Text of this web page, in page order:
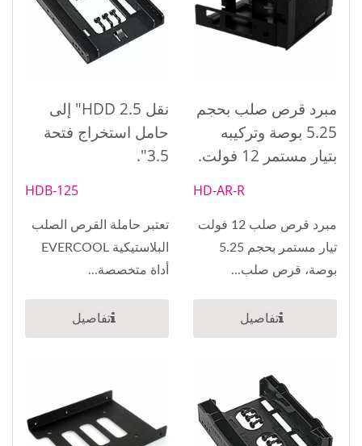
مبرد قرص صلب بحجم
5.25 بوصة وتركيبه
بتيار مستمر 12 فولت.
HD-AR-R
مبرد قرص صلب 12 فولت
تيار مستمر بحجم 5.25
بوصة، قرص صلب...
تفاصيل
نقل HDD 2.5" إلى
حامل استخراج فتحة
3.5".
HDB-125
تعتبر حاملة القرص الصلب
البلاستيكية EVERCOOL
أداة متخصصة...
تفاصيل